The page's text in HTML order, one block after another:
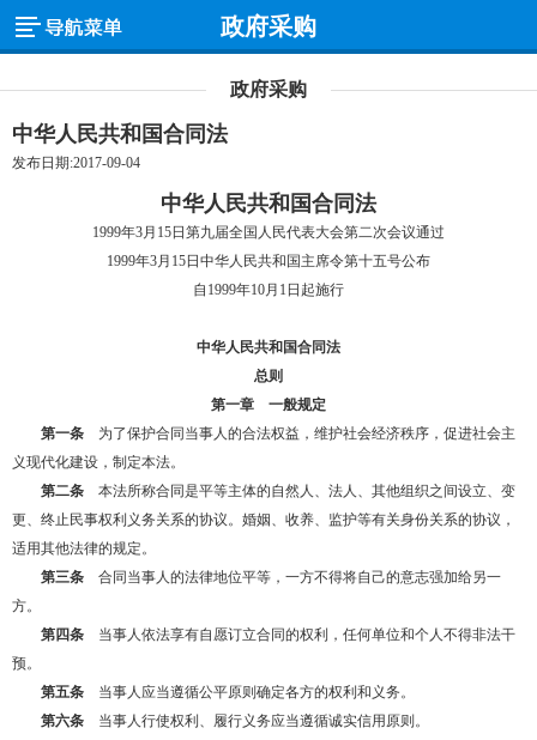
政府采购
政府采购
中华人民共和国合同法
发布日期:2017-09-04
中华人民共和国合同法
1999年3月15日第九届全国人民代表大会第二次会议通过
1999年3月15日中华人民共和国主席令第十五号公布
自1999年10月1日起施行
中华人民共和国合同法
总则
第一章 一般规定
第一条 为了保护合同当事人的合法权益，维护社会经济秩序，促进社会主
义现代化建设，制定本法。
第二条 本法所称合同是平等主体的自然人、法人、其他组织之间设立、变
更、终止民事权利义务关系的协议。婚姻、收养、监护等有关身份关系的协议，
适用其他法律的规定。
第三条 合同当事人的法律地位平等，一方不得将自己的意志强加给另一
方。
第四条 当事人依法享有自愿订立合同的权利，任何单位和个人不得非法干
预。
第五条 当事人应当遵循公平原则确定各方的权利和义务。
第六条 当事人行使权利、履行义务应当遵循诚实信用原则。